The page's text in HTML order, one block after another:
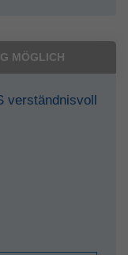
MÖGLICH
verständnisvoll